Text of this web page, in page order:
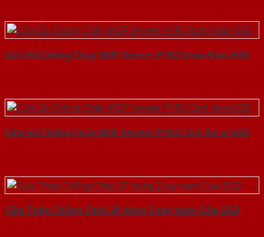
Cửa Gỗ Chống Cháy MDF Veneer P1R2 Xoan Đào-SGD
Cửa Gỗ Chống Cháy MDF Veneer P1R2 Căm Xe-a-SGD
Cửa Thép Chống Cháy 2P dung 2 tay nam Cửa-SGD